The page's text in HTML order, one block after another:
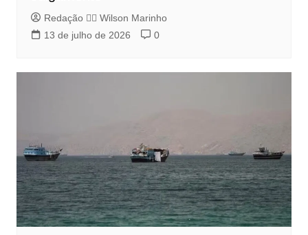
Redação 👨‍⚖️​ Wilson Marinho
13 de julho de 2026
0